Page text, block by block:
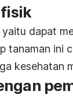
dapat
tanaman ini
kesehatan